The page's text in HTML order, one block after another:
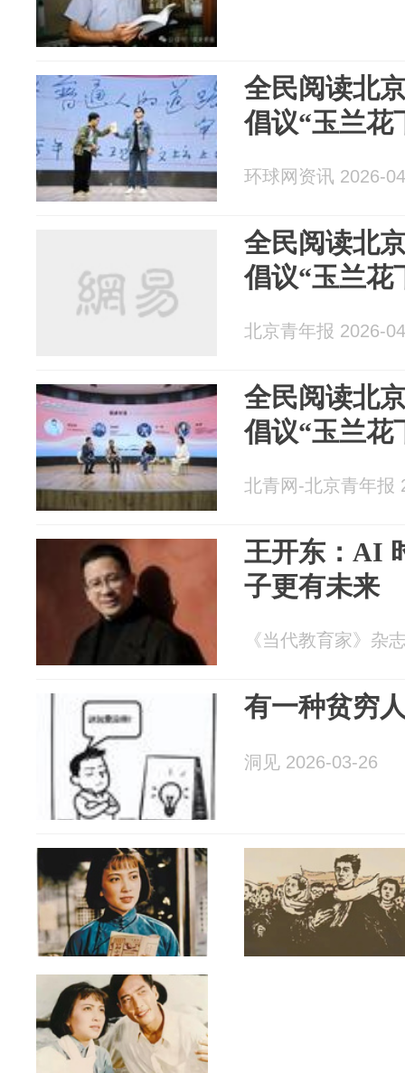
全民阅读北
倡议“玉兰花
环球网资讯 2026-
全民阅读北
倡议“玉兰花
北京青年报 2026-
全民阅读北
倡议“玉兰花
北青网-北京青年报
王开东：AI
子更有未来
《当代教育家》杂
有一种贫穷
洞见 2026-03-26